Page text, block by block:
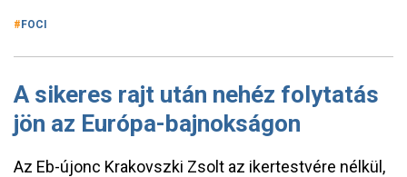
FOCI
A sikeres rajt után nehéz folytatás
jön az Európa-bajnokságon
Az Eb-újonc Krakovszki Zsolt az ikertestvére nélkül,